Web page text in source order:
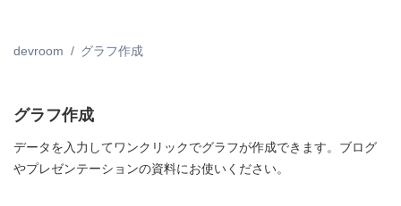
devroom グラフ作成
グラフ作成
データを入力してワンクリックでグラフが作成できます。ブログ
やプレゼンテーションの資料にお使いください。